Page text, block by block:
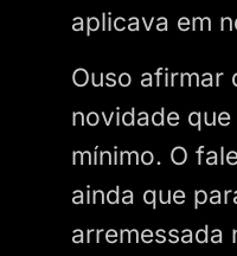
aplicava em
Ouso afirmar
novidade
mínimo. O
ainda que
arremessada